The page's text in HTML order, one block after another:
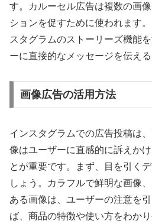
す。カルーセル広告は複数の画
ションを促すために使われます
スタグラムのストーリーズ機能
ーに直接的なメッセージを伝える
画像広告の活用方法
インスタグラムでの広告投稿は
像はユーザーに直感的に訴えか
とが重要です。まず、目を引く
しょう。カラフルで鮮明な画像
ある画像は、ユーザーの注意を
ば、商品の特徴や使い方をわか